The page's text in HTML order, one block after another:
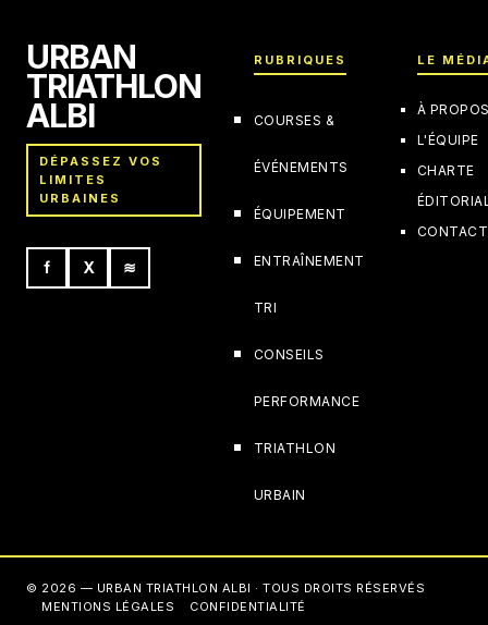
URBAN
TRIATHLON
ALBI
DÉPASSEZ VOS
LIMITES
URBAINES
f X ≋
RUBRIQUES
COURSES &
ÉVÉNEMENTS
ÉQUIPEMENT
ENTRAÎNEMENT
TRI
CONSEILS
PERFORMANCE
TRIATHLON
URBAIN
LE
À
L'ÉQUIPE
CHARTE
CONTACT
© 2026 — URBAN TRIATHLON ALBI · TOUS DROITS RÉSERVÉS
MENTIONS LÉGALES
CONFIDENTIALITÉ